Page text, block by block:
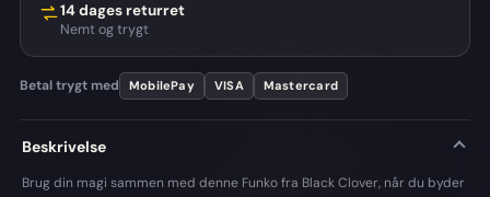
14 dages returret
Nemt og trygt
Betal trygt med MobilePay VISA Mastercard
Beskrivelse
Brug din magi sammen med denne Funko fra Black Clover, når du byder